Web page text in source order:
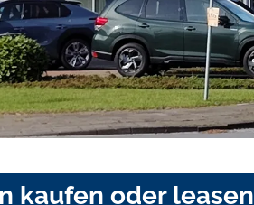
kaufen oder leasen